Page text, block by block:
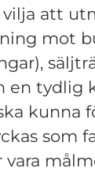
att
mot
en tydlig
kunna
som
vara